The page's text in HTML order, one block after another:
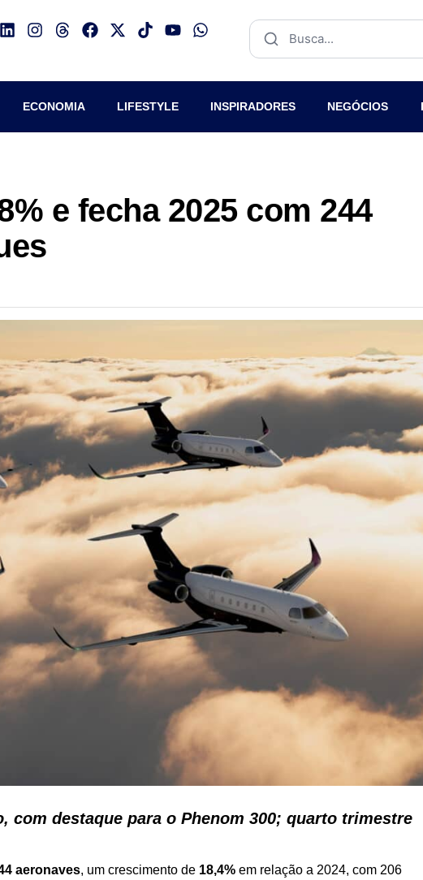
ECONOMIA LIFESTYLE INSPIRADORES NEGÓCIOS
e fecha 2025 com 244
com destaque para o Phenom 300; quarto trimestre
aeronaves, um crescimento de 18,4% em relação a 2024, com 206